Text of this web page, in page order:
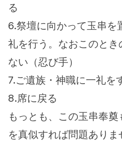
る
6.祭壇に向かって玉串を
礼を行う。なおこのと
ない（忍び手）
7.ご遺族・神職に一礼を
8.席に戻る
もっとも、この玉串奉奠
を真似すれば問題あり